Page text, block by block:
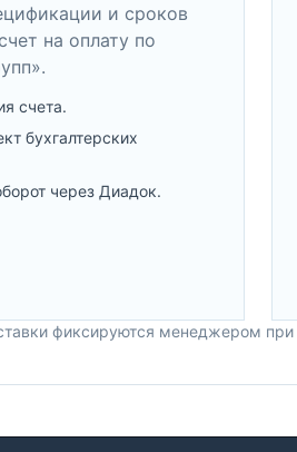
и сроков
на оплату по
счета.
бухгалтерских
через Диадок.
фиксируются менеджером при